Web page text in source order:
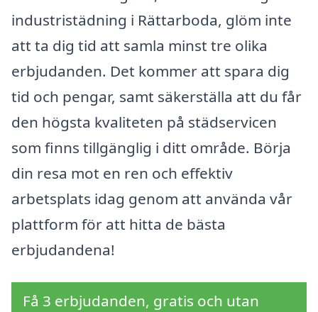
industristädning i Rättarboda, glöm inte
att ta dig tid att samla minst tre olika
erbjudanden. Det kommer att spara dig
tid och pengar, samt säkerställa att du får
den högsta kvaliteten på städservicen
som finns tillgänglig i ditt område. Börja
din resa mot en ren och effektiv
arbetsplats idag genom att använda vår
plattform för att hitta de bästa
erbjudandena!
Få 3 erbjudanden, gratis och utan